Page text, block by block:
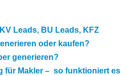
Leads, BU Leads, KFZ
oder kaufen?
generieren?
für Makler –  so funktioniert es